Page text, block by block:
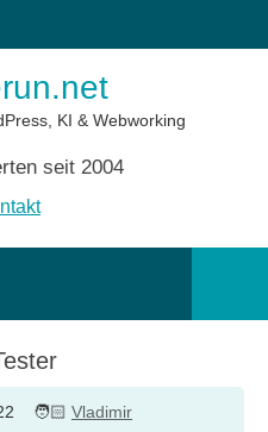
KI & Webworking
seit 2004
Vladimir